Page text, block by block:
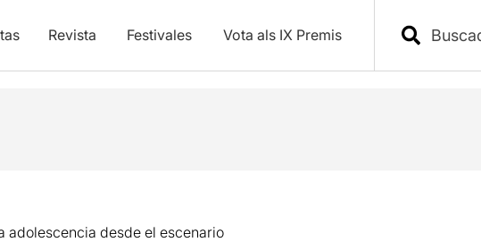
Revista Festivales Vota als IX Premis
desde el escenario